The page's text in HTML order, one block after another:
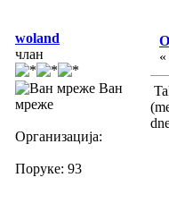
woland
члан
Ван
мреже
Организација:
Поруке: 93
«